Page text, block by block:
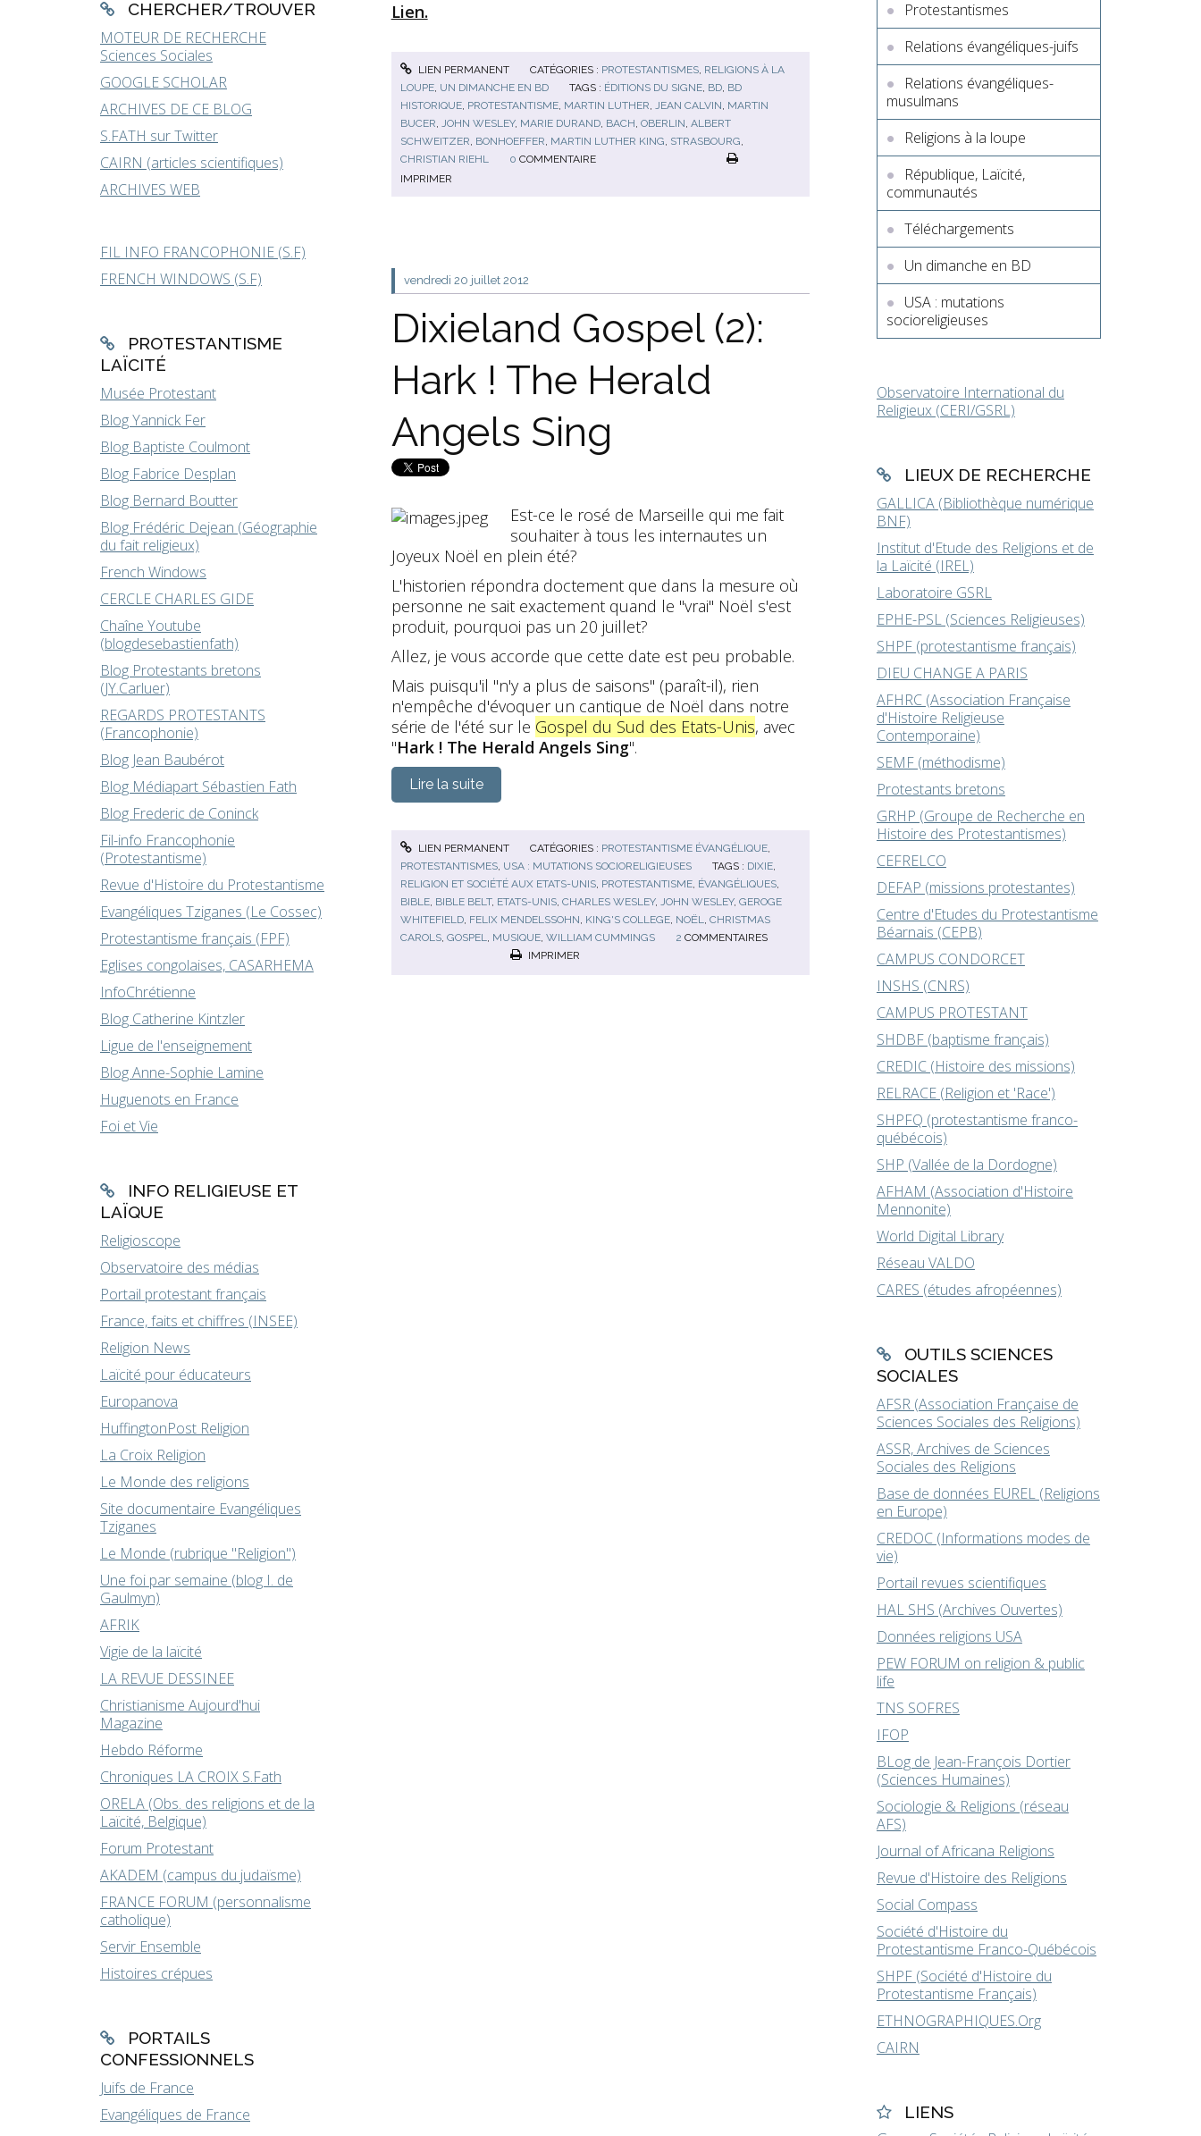
CHERCHER/TROUVER
MOTEUR DE RECHERCHE
Sciences Sociales
GOOGLE SCHOLAR
ARCHIVES DE CE BLOG
S.FATH sur Twitter
CAIRN (articles scientifiques)
ARCHIVES WEB
FIL INFO FRANCOPHONIE (S.F)
FRENCH WINDOWS (S.F)
PROTESTANTISME
LAÏCITÉ
Musée Protestant
Blog Yannick Fer
Blog Baptiste Coulmont
Blog Fabrice Desplan
Blog Bernard Boutter
Blog Frédéric Dejean (Géographie
du fait religieux)
French Windows
CERCLE CHARLES GIDE
Chaîne Youtube
(blogdesebastienfath)
Blog Protestants bretons
(JY.Carluer)
REGARDS PROTESTANTS
(Francophonie)
Blog Jean Baubérot
Blog Médiapart Sébastien Fath
Blog Frederic de Coninck
Fil-info Francophonie
(Protestantisme)
Revue d'Histoire du Protestantisme
Evangéliques Tziganes (Le Cossec)
Protestantisme français (FPF)
Eglises congolaises, CASARHEMA
InfoChrétienne
Blog Catherine Kintzler
Ligue de l'enseignement
Blog Anne-Sophie Lamine
Huguenots en France
Foi et Vie
INFO RELIGIEUSE ET
LAÏQUE
Religioscope
Observatoire des médias
Portail protestant français
France, faits et chiffres (INSEE)
Religion News
Laïcité pour éducateurs
Europanova
HuffingtonPost Religion
La Croix Religion
Le Monde des religions
Site documentaire Evangéliques
Tziganes
Le Monde (rubrique "Religion")
Une foi par semaine (blog I. de
Gaulmyn)
AFRIK
Vigie de la laïcité
LA REVUE DESSINEE
Christianisme Aujourd'hui
Magazine
Hebdo Réforme
Chroniques LA CROIX S.Fath
ORELA (Obs. des religions et de la
Laïcité, Belgique)
Forum Protestant
AKADEM (campus du judaïsme)
FRANCE FORUM (personnalisme
catholique)
Servir Ensemble
Histoires crépues
PORTAILS
CONFESSIONNELS
Juifs de France
Evangéliques de France
Lien.
LIEN PERMANENT CATÉGORIES : PROTESTANTISMES RELIGIONS À LA
LOUPE, UN DIMANCHE EN BD TAGS : ÉDITIONS DU SIGNE, BD, BD
HISTORIQUE, PROTESTANTISME, MARTIN LUTHER JEAN CALVIN MARTIN
BUCER
JOHN WESLEY, MARIE DURAND, BACH OBERLIN ALBERT
SCHWEITZER BONHOEFFER MARTIN LUTHER KING STRASBOURG
CHRISTIAN RIEHL
0 COMMENTAIRE
IMPRIMER
vendredi 20 juillet 2012
Dixieland Gospel (2):
Hark ! The Herald
Angels Sing
Est-ce le rosé de Marseille qui me fait
souhaiter à tous les internautes un
Joyeux Noël en plein été?
L'historien répondra doctement que dans la mesure où
personne ne sait exactement quand le "vrai" Noël s'est
produit, pourquoi pas un 20 juillet?
Allez, je vous accorde que cette date est peu probable.
Mais puisqu'il "n'y a plus de saisons" (paraît-il), rien
n'empêche d'évoquer un cantique de Noël dans notre
série de l'été sur le Gospel du Sud des Etats-Unis, avec
"Hark ! The Herald Angels Sing".
Lire la suite
LIEN PERMANENT CATÉGORIES : PROTESTANTISME ÉVANGÉLIQUE,
PROTESTANTISMES, USA : MUTATIONS SOCIORELIGIEUSES TAGS : DIXIE,
RELIGION ET SOCIÉTÉ AUX ETATS-UNIS, PROTESTANTISME, ÉVANGÉLIQUES,
BIBLE, BIBLE BELT, ETATS-UNIS, CHARLES WESLEY, JOHN WESLEY, GEROGE
WHITEFIELD, FELIX MENDELSSOHN, KING'S COLLEGE, NOËL, CHRISTMAS
CAROLS, GOSPEL, MUSIQUE, WILLIAM CUMMINGS 2 COMMENTAIRES
IMPRIMER
Protestantismes
Relations évangéliques-juifs
Relations évangéliques-
musulmans
Religions à la loupe
République, Laïcité,
communautés
Téléchargements
Un dimanche en BD
USA : mutations
socioreligieuses
Observatoire International du
Religieux (CERI/GSRL)
LIEUX DE RECHERCHE
GALLICA (Bibliothèque numérique
BNF)
Institut d'Etude des Religions et de
la Laïcité (IREL)
Laboratoire GSRL
EPHE-PSL (Sciences Religieuses)
SHPF (protestantisme français)
DIEU CHANGE A PARIS
AFHRC (Association Française
d'Histoire Religieuse
Contemporaine)
SEMF (méthodisme)
Protestants bretons
GRHP (Groupe de Recherche en
Histoire des Protestantismes)
CEFRELCO
DEFAP (missions protestantes)
Centre d'Etudes du Protestantisme
Béarnais (CEPB)
CAMPUS CONDORCET
INSHS (CNRS)
CAMPUS PROTESTANT
SHDBF (baptisme français)
CREDIC (Histoire des missions)
RELRACE (Religion et 'Race')
SHPFQ (protestantisme franco-
québécois)
SHP (Vallée de la Dordogne)
AFHAM (Association d'Histoire
Mennonite)
World Digital Library
Réseau VALDO
CARES (études afropéennes)
OUTILS SCIENCES
SOCIALES
AFSR (Association Française de
Sciences Sociales des Religions)
ASSR, Archives de Sciences
Sociales des Religions
Base de données EUREL (Religions
en Europe)
CREDOC (Informations modes de
vie)
Portail revues scientifiques
HAL SHS (Archives Ouvertes)
Données religions USA
PEW FORUM on religion & public
life
TNS SOFRES
IFOP
BLog de Jean-François Dortier
(Sciences Humaines)
Sociologie & Religions (réseau
AFS)
Journal of Africana Religions
Revue d'Histoire des Religions
Social Compass
Société d'Histoire du
Protestantisme Franco-Québécois
SHPF (Société d'Histoire du
Protestantisme Français)
ETHNOGRAPHIQUES.Org
CAIRN
LIENS